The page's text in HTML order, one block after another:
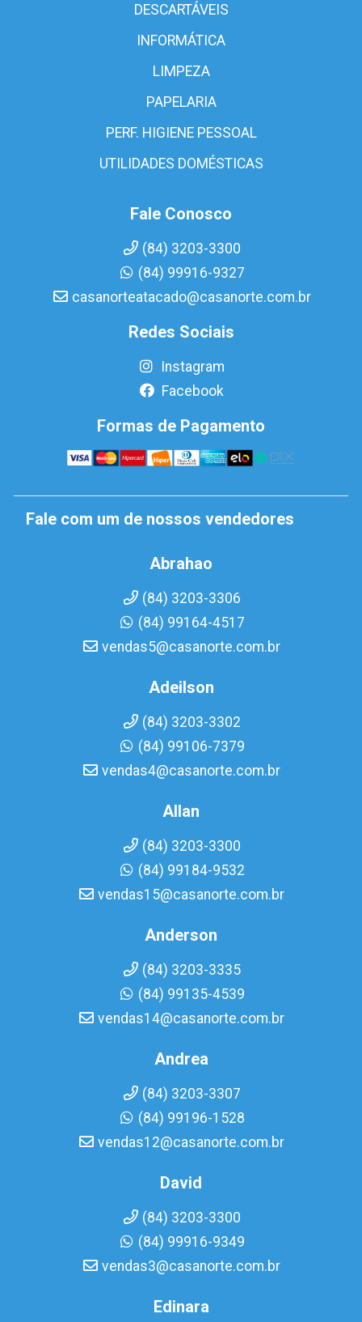
DESCARTÁVEIS
INFORMÁTICA
LIMPEZA
PAPELARIA
PERF. HIGIENE PESSOAL
UTILIDADES DOMÉSTICAS
Fale Conosco
(84) 3203-3300
(84) 99916-9327
casanorteatacado@casanorte.com.br
Redes Sociais
Instagram
Facebook
Formas de Pagamento
Fale com um de nossos vendedores
Abrahao
(84) 3203-3306
(84) 99164-4517
vendas5@casanorte.com.br
Adeilson
(84) 3203-3302
(84) 99106-7379
vendas4@casanorte.com.br
Allan
(84) 3203-3300
(84) 99184-9532
vendas15@casanorte.com.br
Anderson
(84) 3203-3335
(84) 99135-4539
vendas14@casanorte.com.br
Andrea
(84) 3203-3307
(84) 99196-1528
vendas12@casanorte.com.br
David
(84) 3203-3300
(84) 99916-9349
vendas3@casanorte.com.br
Edinara